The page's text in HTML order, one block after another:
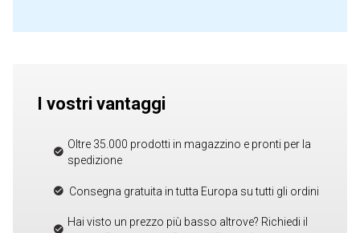
I vostri vantaggi
Oltre 35.000 prodotti in magazzino e pronti per la
spedizione
Consegna gratuita in tutta Europa su tutti gli ordini
Hai visto un prezzo più basso altrove? Richiedi il